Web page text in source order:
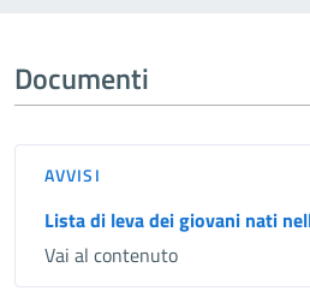
Documenti
AVVISI
Lista di leva dei giovani nati
Vai al contenuto